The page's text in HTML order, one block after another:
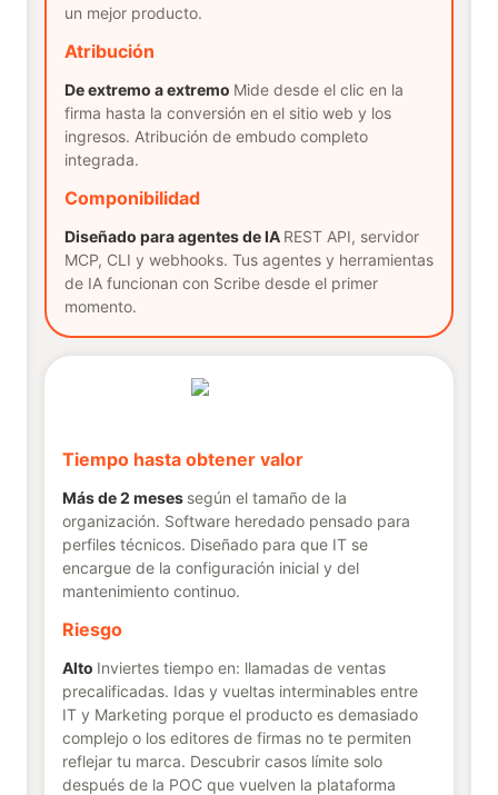
un mejor producto.
Atribución
De extremo a extremo Mide desde el clic en la
firma hasta la conversión en el sitio web y los
ingresos. Atribución de embudo completo
integrada.
Componibilidad
Diseñado para agentes de IA REST API, servidor
MCP, CLI y webhooks. Tus agentes y herramientas
de IA funcionan con Scribe desde el primer
momento.
Tiempo hasta obtener valor
Más de 2 meses según el tamaño de la
organización. Software heredado pensado para
perfiles técnicos. Diseñado para que IT se
encargue de la configuración inicial y del
mantenimiento continuo.
Riesgo
Alto Inviertes tiempo en: llamadas de ventas
precalificadas. Idas y vueltas interminables entre
IT y Marketing porque el producto es demasiado
complejo o los editores de firmas no te permiten
reflejar tu marca. Descubrir casos límite solo
después de la POC que vuelven la plataforma